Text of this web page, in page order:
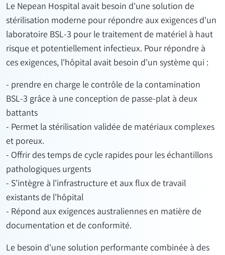
Le Nepean Hospital avait besoin d'une solution de
stérilisation moderne pour répondre aux exigences d'un
laboratoire BSL-3 pour le traitement de matériel à haut
risque et potentiellement infectieux. Pour répondre à
ces exigences, l'hôpital avait besoin d'un système qui :
- prendre en charge le contrôle de la contamination
BSL-3 grâce à une conception de passe-plat à deux
battants
- Permet la stérilisation validée de matériaux complexes
et poreux.
- Offrir des temps de cycle rapides pour les échantillons
pathologiques urgents
- S'intègre à l'infrastructure et aux flux de travail
existants de l'hôpital
- Répond aux exigences australiennes en matière de
documentation et de conformité.
Le besoin d'une solution performante combinée à des